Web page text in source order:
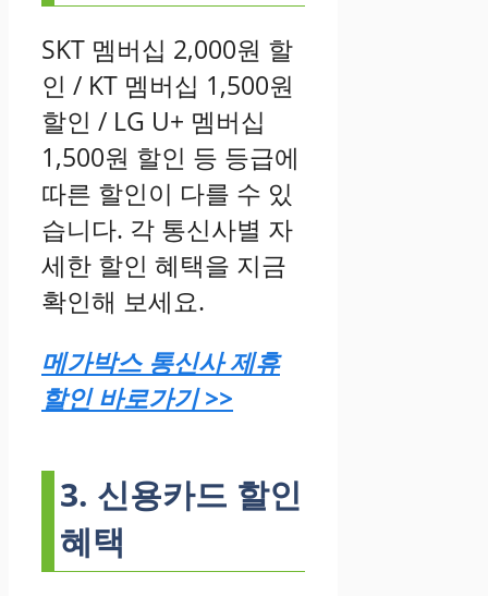
SKT 멤버십 2,000원 할
인 / KT 멤버십 1,500원
할인 / LG U+ 멤버십
1,500원 할인 등 등급에
따른 할인이 다를 수 있
습니다. 각 통신사별 자
세한 할인 혜택을 지금
확인해 보세요.
메가박스 통신사 제휴
할인 바로가기 >>
3. 신용카드 할인
혜택